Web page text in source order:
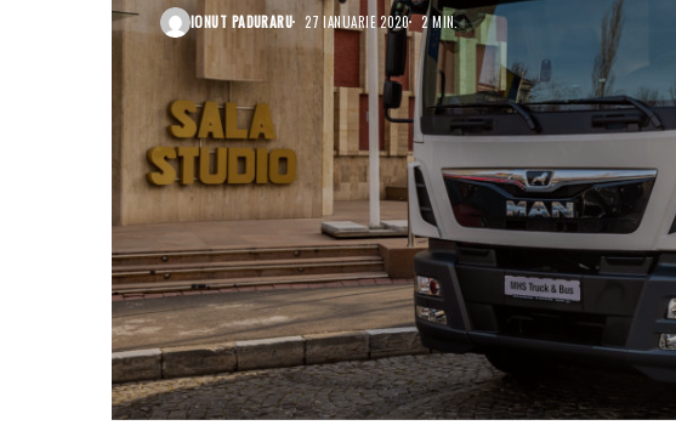
IONUT PADURARU 27 IANUARIE 2020 2 MIN.